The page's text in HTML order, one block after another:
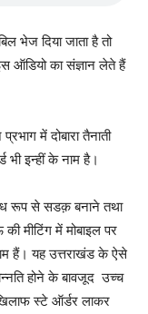
भेज दिया जाता है तो
ऑडियो का संज्ञान लेते हैं
में दोबारा तैनाती
इन्हीं के नाम है।
रूप से सडक़ बनाने तथा
मीटिंग में मोबाइल पर
हैं। यह उत्तराखंड के ऐसे
होने के बावजूद उच्च
स्टे ऑर्डर लाकर